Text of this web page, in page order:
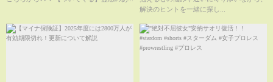
解決のヒントを一緒に探し...